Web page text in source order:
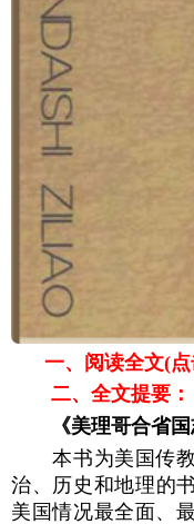
一、阅读全文(点
二、全文提要：
《美理哥合省
本书为美国传教
治、历史和地理的
美国情况最全面、